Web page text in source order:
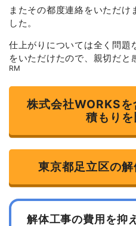
5
o
o
f
5
またその都度連絡をいただけ
した。
仕上がりについては全く問題
をいただけたので、親切だと
RM
株式会社WORKS
積もり
東京都足立区の
解体工事の費用を抑